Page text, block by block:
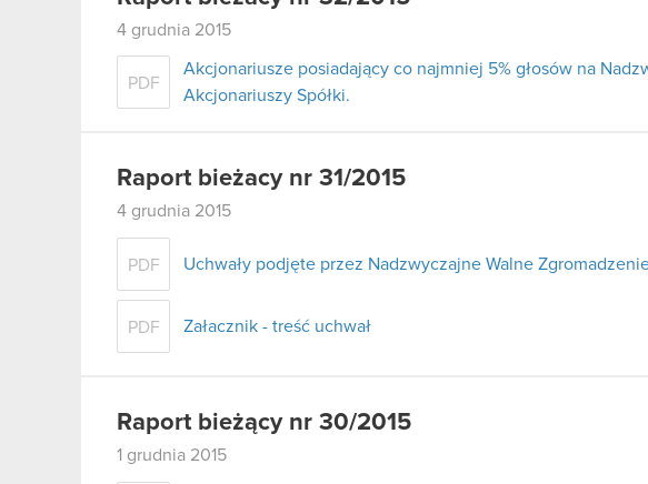
4 grudnia 2015
PDF
Akcjonariusze posiadający co najmniej 5% głosów na
Akcjonariuszy Spółki.
Raport bieżacy nr 31/2015
4 grudnia 2015
PDF Uchwały podjęte przez Nadzwyczajne Walne
PDF Załacznik - treść uchwał
Raport bieżący nr 30/2015
1 grudnia 2015